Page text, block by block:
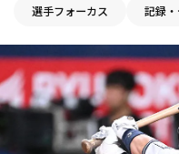
無料アカウント登録
HOME
動画
選手フォーカス 記録